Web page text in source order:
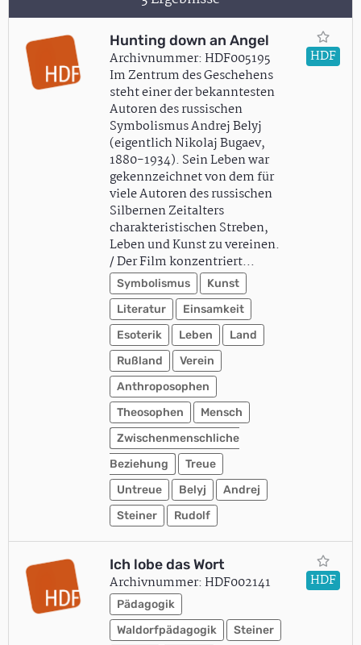
Hunting down an Angel
Archivnummer: HDF005195
Im Zentrum des Geschehens
steht einer der bekanntesten
Autoren des russischen
Symbolismus Andrej Belyj
(eigentlich Nikolaj Bugaev,
1880-1934). Sein Leben war
gekennzeichnet von dem für
viele Autoren des russischen
Silbernen Zeitalters
charakteristischen Streben,
Leben und Kunst zu vereinen.
/ Der Film konzentriert…
Symbolismus
Kunst
Literatur
Einsamkeit
Esoterik
Leben
Land
Rußland
Verein
Anthroposophen
Theosophen
Mensch
Zwischenmenschliche
Beziehung
Treue
Untreue
Belyj
Andrej
Steiner
Rudolf
HDF
Ich lobe das Wort
Archivnummer: HDF002141
Pädagogik
Waldorfpädagogik
Steiner
HDF